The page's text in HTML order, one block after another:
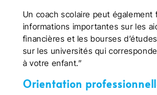
Un coach scolaire peut également
informations importantes sur les
financières et les bourses
sur les universités qui
à votre enfant.”
Orientation